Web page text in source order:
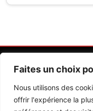
Faites un choix
Nous utilisons des
offrir l'expérience la